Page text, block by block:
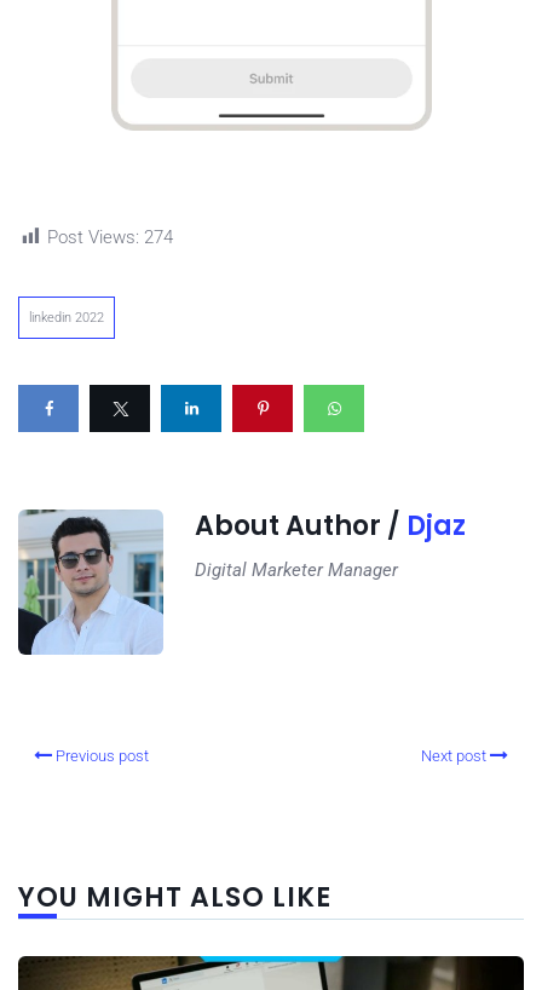
Post Views: 274
linkedin 2022
About Author / Djaz
Digital Marketer Manager
Previous post Next post
YOU MIGHT ALSO LIKE